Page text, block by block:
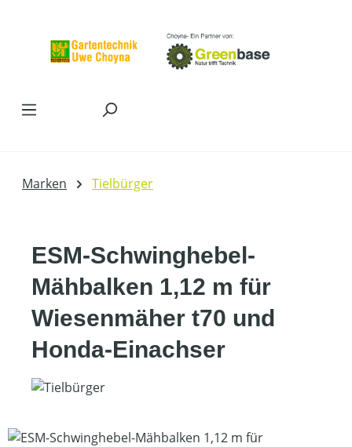
Marken Tielbürger
ESM-Schwinghebel-
Mähbalken 1,12 m für
Wiesenmäher t70 und
Honda-Einachser
Bildergalerie überspringen